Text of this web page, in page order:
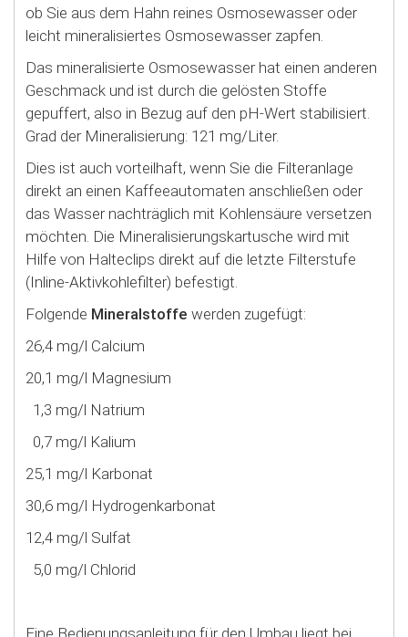
ob Sie aus dem Hahn reines Osmosewasser oder
leicht mineralisiertes Osmosewasser zapfen.
Das mineralisierte Osmosewasser hat einen anderen
Geschmack und ist durch die gelösten Stoffe
gepuffert, also in Bezug auf den pH-Wert stabilisiert.
Grad der Mineralisierung: 121 mg/Liter.
Dies ist auch vorteilhaft, wenn Sie die Filteranlage
direkt an einen Kaffeeautomaten anschließen oder
das Wasser nachträglich mit Kohlensäure versetzen
möchten. Die Mineralisierungskartusche wird mit
Hilfe von Halteclips direkt auf die letzte Filterstufe
(Inline-Aktivkohlefilter) befestigt.
Folgende Mineralstoffe werden zugefügt:
26,4 mg/l Calcium
20,1 mg/l Magnesium
1,3 mg/l Natrium
0,7 mg/l Kalium
25,1 mg/l Karbonat
30,6 mg/l Hydrogenkarbonat
12,4 mg/l Sulfat
5,0 mg/l Chlorid
Eine Bedienungsanleitung für den Umbau liegt bei.